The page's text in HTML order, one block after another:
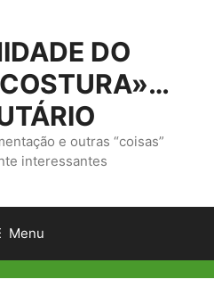
DO
e outras “coisas”
interessantes
Menu